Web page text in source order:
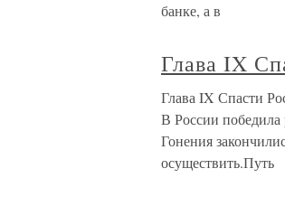
банке, а в
Глава IX
Глава IX Спасти
В России
Гонения
осуществить.Путь